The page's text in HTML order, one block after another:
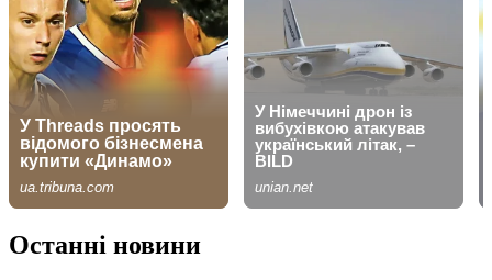
Останні новини